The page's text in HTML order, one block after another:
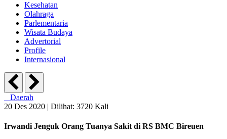
Kesehatan
Olahraga
Parlementaria
Wisata Budaya
Advertorial
Profile
Internasional
Daerah
20 Des 2020 | Dilihat: 3720 Kali
Irwandi Jenguk Orang Tuanya Sakit di RS BMC Bireuen